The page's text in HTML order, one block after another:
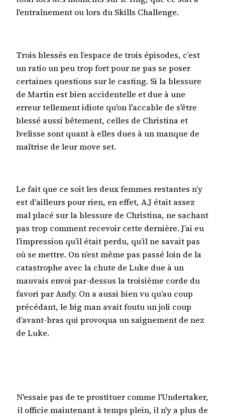
l'entraînement ou lors du Skills Challenge.
Trois blessés en l’espace de trois épisodes, c’est
un ratio un peu trop fort pour ne pas se poser
certaines questions sur le casting. Si la blessure
de Martin est bien accidentelle et due à une
erreur tellement idiote qu'on l'accable de s'être
blessé aussi bêtement, celles de Christina et
Ivelisse sont quant à elles dues à un manque de
maîtrise de leur move set.
Le fait que ce soit les deux femmes restantes n’y
est d'ailleurs pour rien, en effet, A.J était assez
mal placé sur la blessure de Christina, ne sachant
pas trop comment recevoir cette dernière. J’ai eu
l’impression qu’il était perdu, qu’il ne savait pas
où se mettre. On n’est même pas passé loin de la
catastrophe avec la chute de Luke due à un
mauvais envoi par-dessus la troisième corde du
favori par Andy. On a aussi bien vu qu’au coup
précédant, le big man avait foutu un joli coup
d’avant-bras qui provoqua un saignement de nez
de Luke.
N'essaie pas de te prostituer comme l'Undertaker,
il officie maintenant à temps plein, il n'y a plus de